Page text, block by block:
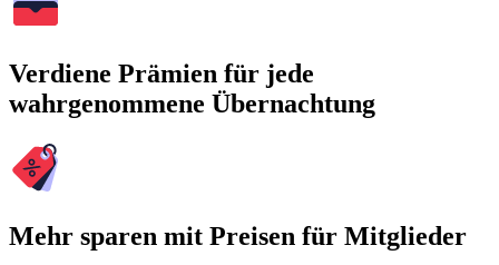
Verdiene Prämien für jede
wahrgenommene Übernachtung
Mehr sparen mit Preisen für Mitglieder